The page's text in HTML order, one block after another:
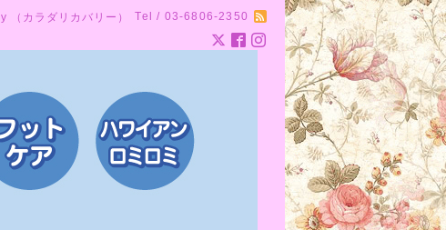
（カラダリカバリー） Tel / 03-6806-2350